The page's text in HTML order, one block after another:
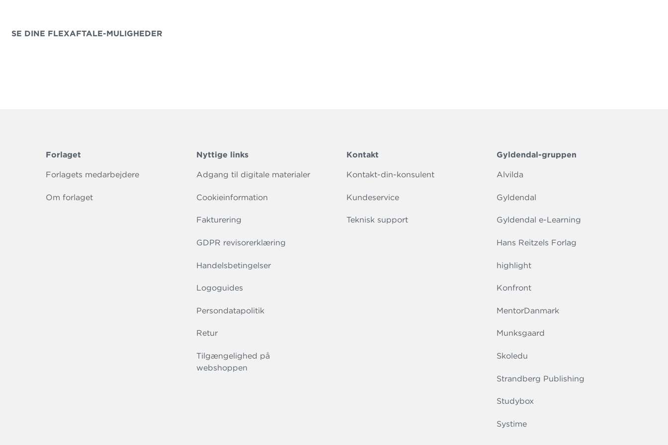
SE DINE FLEXAFTALE-MULIGHEDER
Forlaget
Forlagets medarbejdere
Om forlaget
Nyttige links
Adgang til digitale materialer
Cookieinformation
Fakturering
GDPR revisorerklæring
Handelsbetingelser
Logoguides
Persondatapolitik
Retur
Tilgængelighed på
webshoppen
Kontakt
Kontakt-din-konsulent
Kundeservice
Teknisk support
Gyldendal-gruppen
Alvilda
Gyldendal
Gyldendal e-Learning
Hans Reitzels Forlag
highlight
Konfront
MentorDanmark
Munksgaard
Skoledu
Strandberg Publishing
Studybox
Systime